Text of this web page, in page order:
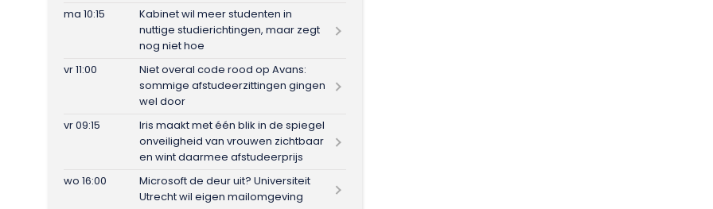
ma 10:15
Kabinet wil meer studenten in
nuttige studierichtingen, maar zegt
nog niet hoe
vr 11:00
Niet overal code rood op Avans:
sommige afstudeerzittingen gingen
wel door
vr 09:15
Iris maakt met één blik in de spiegel
onveiligheid van vrouwen zichtbaar
en wint daarmee afstudeerprijs
wo 16:00
Microsoft de deur uit? Universiteit
Utrecht wil eigen mailomgeving